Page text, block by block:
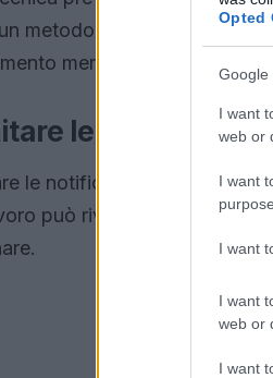
Opted
Google
I want
web or
I want
I want
I want
web or
I want
metodo efficace per
mentale.
le distrazioni
le notifiche e utilizzare
può rivelarsi